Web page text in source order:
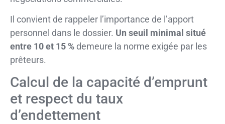
Il convient de rappeler l’importance de l’apport
personnel dans le dossier. Un seuil minimal situé
entre 10 et 15 % demeure la norme exigée par les
prêteurs.
Calcul de la capacité d’emprunt
et respect du taux
d’endettement